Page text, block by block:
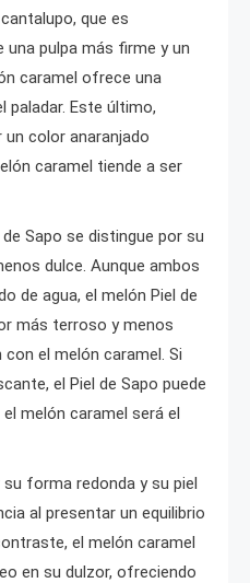
que es
una pulpa más firme y un
caramel ofrece una
paladar. Este último,
color anaranjado
caramel tiende a ser
Sapo se distingue por su
dulce. Aunque ambos
de agua, el melón Piel de
más terroso y menos
el melón caramel. Si
el Piel de Sapo puede
melón caramel será el
forma redonda y su piel
al presentar un equilibrio
el melón caramel
en su dulzor, ofreciendo